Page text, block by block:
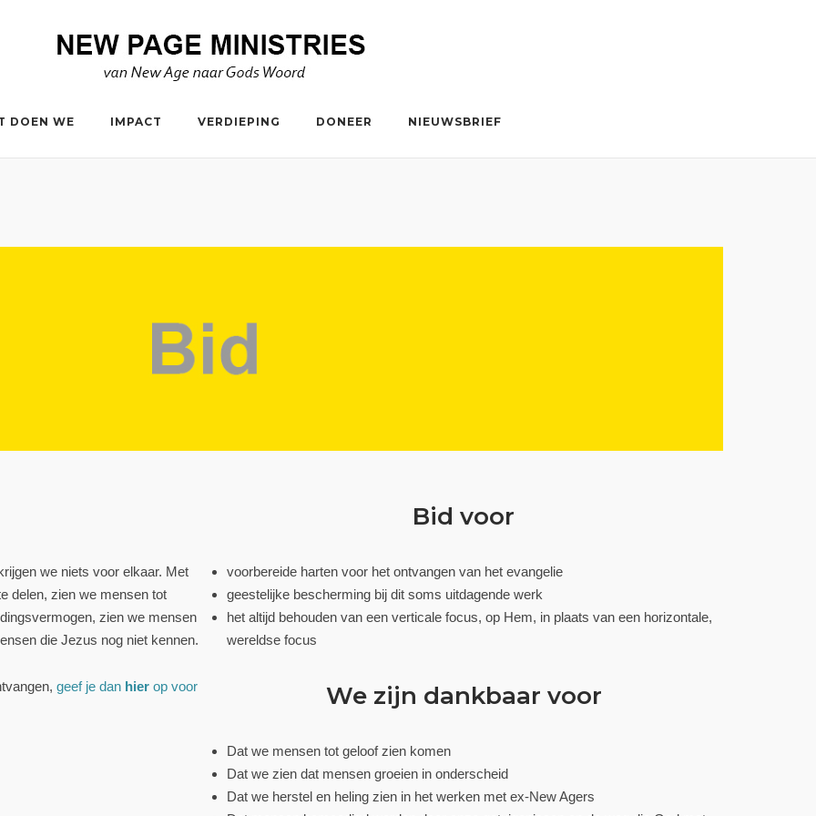
DOEN WE IMPACT VERDIEPING DONEER NIEUWSBRIEF
we niets voor elkaar. Met
delen, zien we mensen tot
zien we mensen
die Jezus nog niet kennen.
geef je dan hier op voor
Bid voor
voorbereide harten voor het ontvangen van het evangelie
geestelijke bescherming bij dit soms uitdagende werk
het altijd behouden van een verticale focus, op Hem, in plaats van een horizontale,
wereldse focus
We zijn dankbaar voor
Dat we mensen tot geloof zien komen
Dat we zien dat mensen groeien in onderscheid
Dat we herstel en heling zien in het werken met ex-New Agers